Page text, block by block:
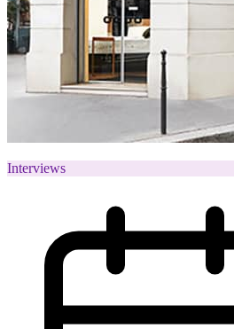
Interviews